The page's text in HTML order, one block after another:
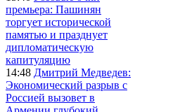
премьера: Пашинян
торгует исторической
памятью и празднует
дипломатическую
капитуляцию
14:48 Дмитрий Медведев:
Экономический разрыв с
Россией вызовет в